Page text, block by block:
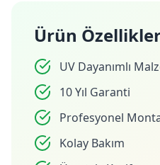
Ürün
UV Dayanımlı
10 Yıl Garanti
Profesyonel
Kolay Bakım